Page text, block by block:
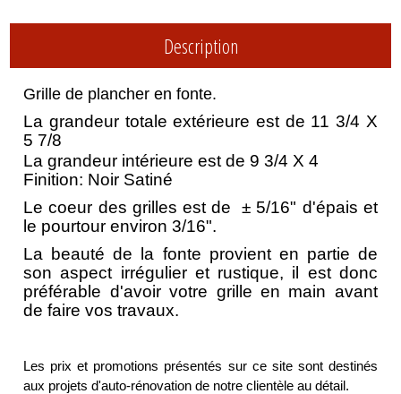
Description
Grille de plancher en fonte.
La grandeur totale extérieure est de 11 3/4 X
5 7/8
La grandeur intérieure est de 9 3/4 X 4
Finition: Noir Satiné
Le coeur des grilles est de ­ ± 5/16" d'épais et
le pourtour environ 3/16".
La beauté de la fonte provient en partie de
son aspect irrégulier et rustique, il est donc
préférable d'avoir votre grille en main avant
de faire vos travaux.
Les prix et promotions présentés sur ce site sont destinés
aux projets d'auto-rénovation de notre clientèle au détail.